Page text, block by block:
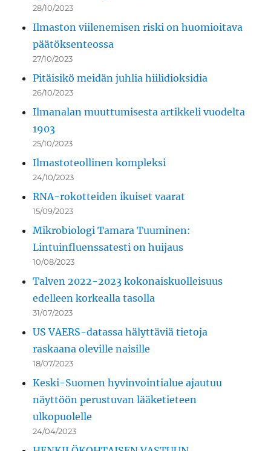
28/10/2023
Ilmaston viilenemisen riski on huomioitava
päätöksenteossa
27/10/2023
Pitäisikö meidän juhlia hiilidioksidia
26/10/2023
Ilmanalan muuttumisesta artikkeli vuodelta
1903
25/10/2023
Ilmastoteollinen kompleksi
24/10/2023
RNA-rokotteiden ikuiset vaarat
15/09/2023
Mikrobiologi Tamara Tuuminen:
Lintuinfluenssatesti on huijaus
10/08/2023
Talven 2022-2023 kokonaiskuolleisuus
edelleen korkealla tasolla
31/07/2023
US VAERS-datassa hälyttäviä tietoja
raskaana oleville naisille
18/07/2023
Keski-Suomen hyvinvointialue ajautuu
näyttöön perustuvan lääketieteen
ulkopuolelle
24/04/2023